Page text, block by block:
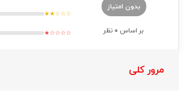
بدون امتیاز
بر اساس 0 نظر
★★☆☆☆
★☆☆☆☆
مرور کلی